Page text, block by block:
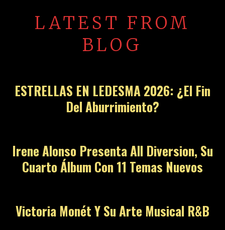
LATEST FROM
BLOG
ESTRELLAS EN LEDESMA 2026: ¿El Fin
Del Aburrimiento?
Irene Alonso Presenta All Diversion, Su
Cuarto Álbum Con 11 Temas Nuevos
Victoria Monét Y Su Arte Musical R&B